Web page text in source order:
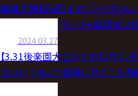
級選手権【王者】イホ・デ・ドクト
【挑戦者】ジェイク・リー調印式リ
2024.03.27
【3.31後楽園大会まとめ】3月31
会はいつもより豪華に見どころ満